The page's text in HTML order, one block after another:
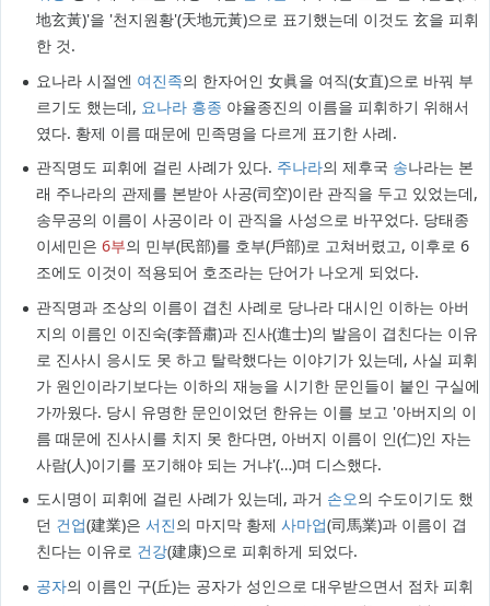
地玄黃)'을 '천지원황'(天地元黃)으로 표기했는데 이것도 玄을 피휘
한 것.
요나라 시절엔 여진족의 한자어인 女眞을 여직(女直)으로 바꿔 부
르기도 했는데, 요나라 흥종 야율종진의 이름을 피휘하기 위해서
였다. 황제 이름 때문에 민족명을 다르게 표기한 사례.
관직명도 피휘에 걸린 사례가 있다. 주나라의 제후국 송나라는 본
래 주나라의 관제를 본받아 사공(司空)이란 관직을 두고 있었는데,
송무공의 이름이 사공이라 이 관직을 사성으로 바꾸었다. 당태종
이세민은 6부의 민부(民部)를 호부(戶部)로 고쳐버렸고, 이후로 6
조에도 이것이 적용되어 호조라는 단어가 나오게 되었다.
관직명과 조상의 이름이 겹친 사례로 당나라 대시인 이하는 아버
지의 이름인 이진숙(李晉肅)과 진사(進士)의 발음이 겹친다는 이유
로 진사시 응시도 못 하고 탈락했다는 이야기가 있는데, 사실 피휘
가 원인이라기보다는 이하의 재능을 시기한 문인들이 붙인 구실에
가까웠다. 당시 유명한 문인이었던 한유는 이를 보고 '아버지의 이
름 때문에 진사시를 치지 못 한다면, 아버지 이름이 인(仁)인 자는
사람(人)이기를 포기해야 되는 거냐'(…)며 디스했다.
도시명이 피휘에 걸린 사례가 있는데, 과거 손오의 수도이기도 했
던 건업(建業)은 서진의 마지막 황제 사마업(司馬業)과 이름이 겹
친다는 이유로 건강(建康)으로 피휘하게 되었다.
공자의 이름인 구(丘)는 공자가 성인으로 대우받으면서 점차 피휘